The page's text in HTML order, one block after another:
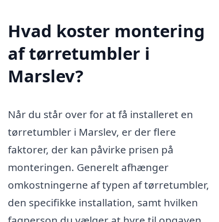
Hvad koster montering
af tørretumbler i
Marslev?
Når du står over for at få installeret en
tørretumbler i Marslev, er der flere
faktorer, der kan påvirke prisen på
monteringen. Generelt afhænger
omkostningerne af typen af tørretumbler,
den specifikke installation, samt hvilken